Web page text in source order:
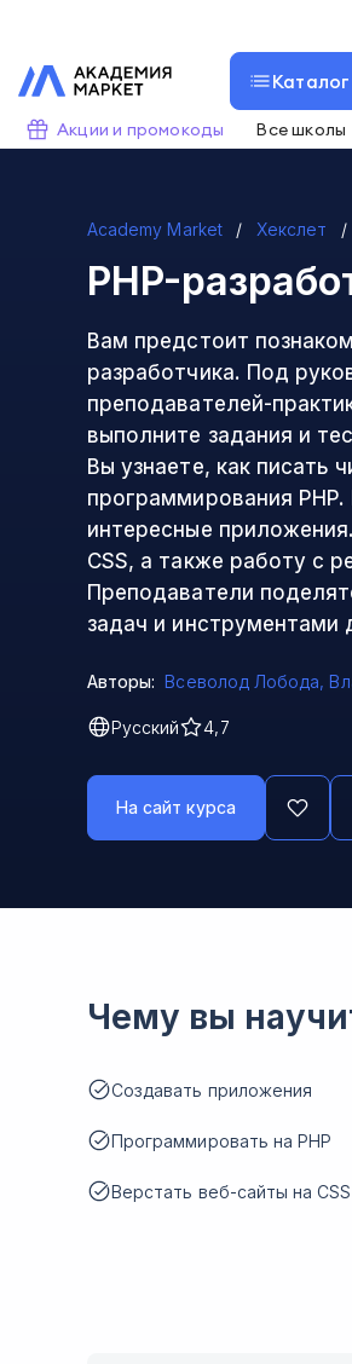
Акции и промокоды Все школы
Academy Market Хекслет
PHP-
Вам предстоит
разработчика. Под
преподавателей-
выполните задания и
Вы узнаете, как писать
программирования
интересные
CSS, а также работу с
Преподаватели
задач и инструментами
Авторы: Всеволод Лобода,
Русский 4,7
На сайт курса
Чему вы
Создавать приложения
Программировать на PHP
Верстать веб-сайты на CSS